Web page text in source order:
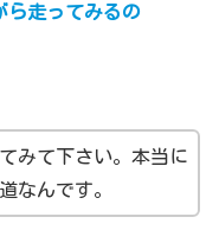
ら走ってみるの
みて下さい。本当に
なんです。